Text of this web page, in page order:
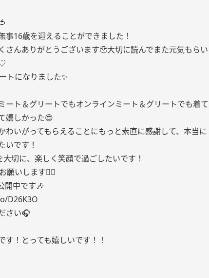
事16歳を迎えることができました！
さんありがとうございます🥹大切に読んでまた元気もらい
トになりました✨
ート＆グリートでもオンラインミート＆グリートでも着て
嬉しかった😍
わいがってもらえることにもっと素直に感謝して、本当に
いです！
切に、楽しく笑顔で過ごしたいです！
願いします🙇‍♀️
開中です🎶
D26K3O
さい🎧
す！とっても嬉しいです！！